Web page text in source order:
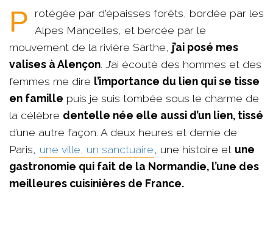
Protégée par d'épaisses forêts, bordée par les Alpes Mancelles, et bercée par le
mouvement de la rivière Sarthe, j’ai posé mes
valises à Alençon. J’ai écouté des hommes et des
femmes me dire l’importance du lien qui se tisse
en famille puis je suis tombée sous le charme de
la célèbre dentelle née elle aussi d’un lien, tissé
d’une autre façon. A deux heures et demie de
Paris, une ville, un sanctuaire, une histoire et une
gastronomie qui fait de la Normandie, l’une des
meilleures cuisinières de France.